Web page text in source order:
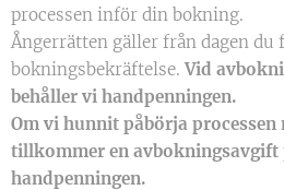
processen inför din bokning.
Ångerrätten gäller från dagen du
bokningsbekräftelse.Vid
behåller vi handpenningen.
Om vi hunnit påbörja
tillkommer en
handpenningen.